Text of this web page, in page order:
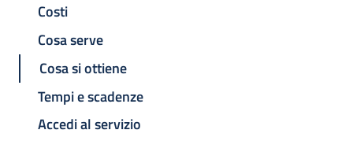
Costi
Cosa serve
Cosa si ottiene
Tempi e scadenze
Accedi al servizio